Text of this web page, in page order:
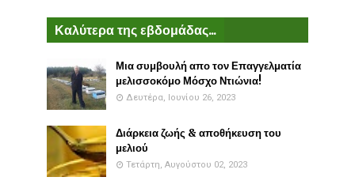
Καλύτερα της εβδομάδας...
Μια συμβουλή απο τον Επαγγελματία
μελισσοκόμο Μόσχο Ντιώνια!
Δευτέρα, Ιουνίου 26, 2023
Διάρκεια ζωής & αποθήκευση του
μελιού
Τετάρτη, Αυγούστου 02, 2023